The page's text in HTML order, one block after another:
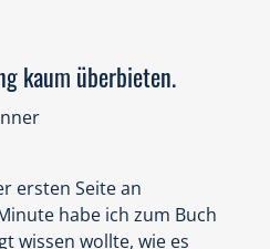
Einschlafen war nicht zu
dass das Geschehen
Unheimlich. Und weil
Recherche nicht
Großes Lob an den
der Geschichte, Piero
in kurzer Zeit, was
kaum überbieten.
ersten Seite an
habe ich zum Buch
wissen wollte, wie es